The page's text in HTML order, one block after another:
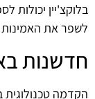
בלוקצ'יין יכולות
לשפר את
חדשנות
הקדמה טכנולוגית